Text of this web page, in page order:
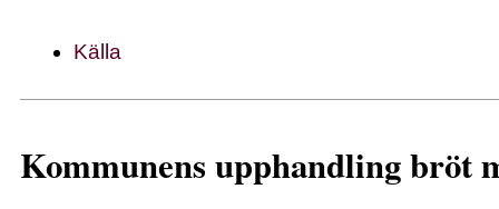
Källa
Kommunens upphandling bröt